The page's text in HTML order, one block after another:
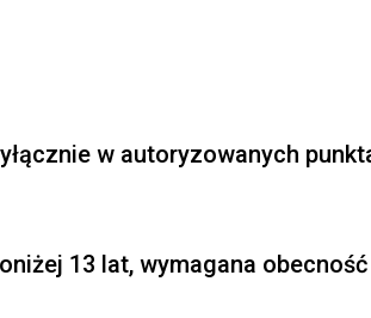
w autoryzowanych
13 lat, wymagana